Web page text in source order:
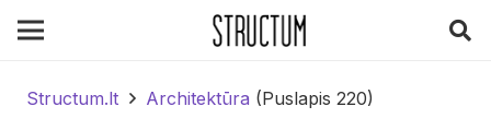
Structum.lt Architektūra (Puslapis 220)